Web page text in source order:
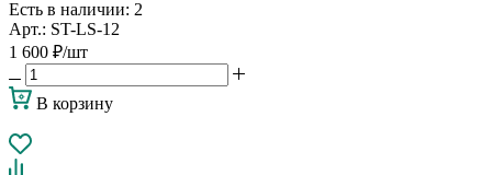
Есть в наличии: 2
Арт.: ST-LS-12
1 600 ₽/шт
В корзину